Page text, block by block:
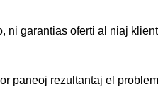
ni garantias oferti al niaj
paneoj rezultantaj el